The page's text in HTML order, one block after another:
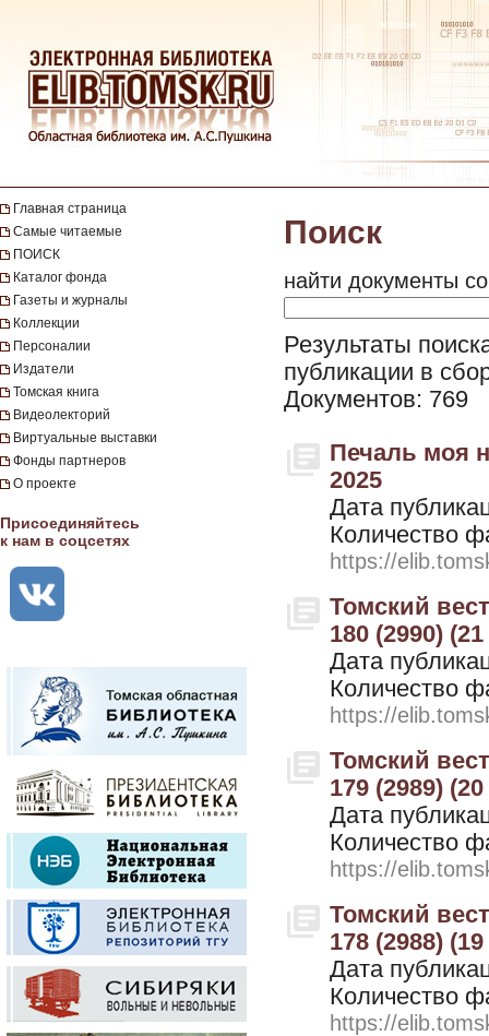
Главная страница
Самые читаемые
ПОИСК
Каталог фонда
Газеты и журналы
Коллекции
Персоналии
Издатели
Томская книга
Видеолекторий
Виртуальные выставки
Фонды партнеров
О проекте
Присоединяйтесь
к нам в соцсетях
Поиск
найти документы
Результаты
публикации в
Документов: 769
Печаль моя
2025
Дата
Количество
https://
Томский
180 (2990) (21
Дата
Количество
https://
Томский
179 (2989) (20
Дата
Количество
https://
Томский
178 (2988) (19
Дата
Количество
https://